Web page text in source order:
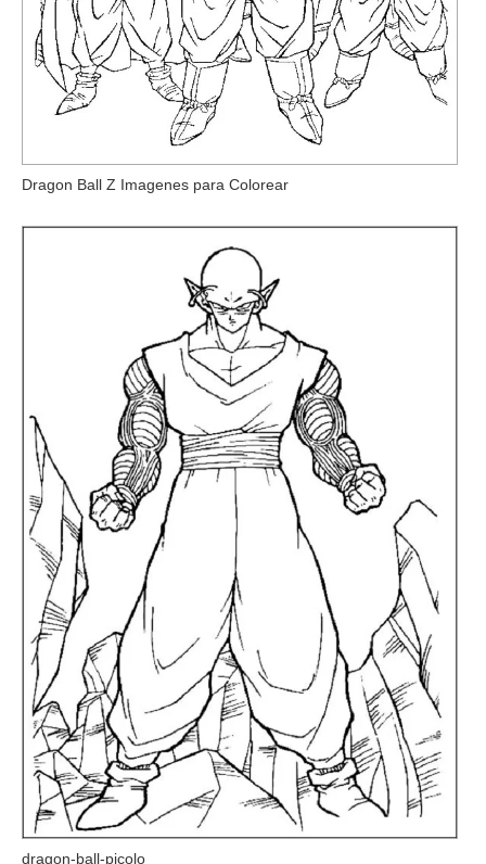
Dragon Ball Z Imagenes para Colorear
dragon-ball-picolo